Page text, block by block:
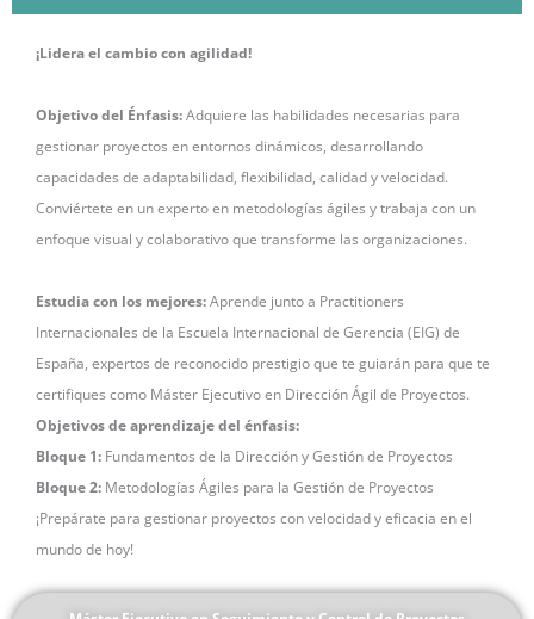
¡Lidera el cambio con agilidad!
Objetivo del Énfasis:Adquiere las habilidades necesarias para
gestionar proyectos en entornos dinámicos, desarrollando
capacidades de adaptabilidad, flexibilidad, calidad y velocidad.
Conviértete en un experto en metodologías ágiles y trabaja con un
enfoque visual y colaborativo que transforme las organizaciones.
Estudia con los mejores:Aprende junto a Practitioners
Internacionales de la Escuela Internacional de Gerencia (EIG) de
España, expertos de reconocido prestigio que te guiarán para que te
certifiques como Máster Ejecutivo en Dirección Ágil de Proyectos.
Objetivos de aprendizaje del énfasis:
Bloque 1: Fundamentos de la Dirección y Gestión de Proyectos
Bloque 2: Metodologías Ágiles para la Gestión de Proyectos
¡Prepárate para gestionar proyectos con velocidad y eficacia en el
mundo de hoy!